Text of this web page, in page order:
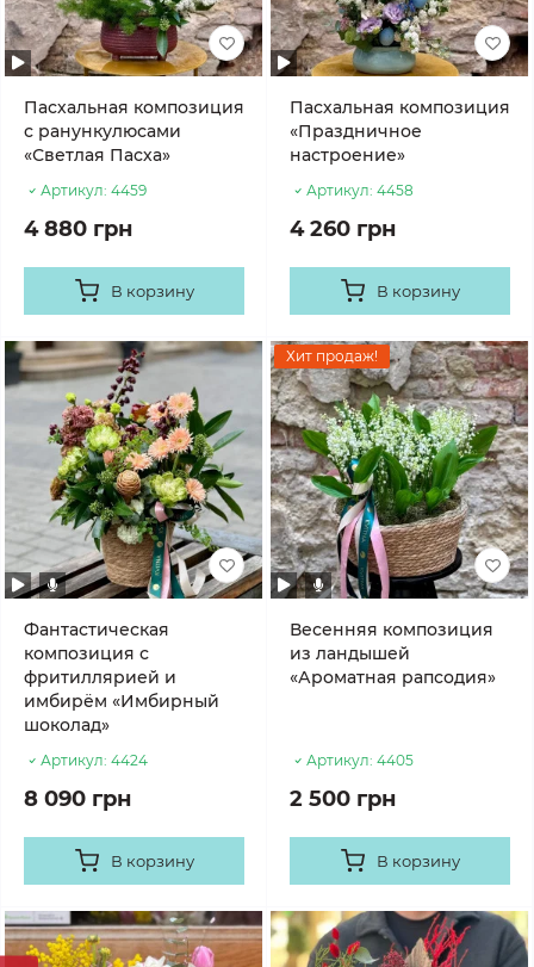
Пасхальная композиция
с ранункулюсами
«Светлая Пасха»
Артикул: 4459
4 880 грн
В корзину
Пасхальная композиция
«Праздничное
настроение»
Артикул: 4458
4 260 грн
В корзину
Фантастическая
композиция с
фритиллярией и
имбирём «Имбирный
шоколад»
Артикул: 4424
8 090 грн
В корзину
Хит продаж!
Весенняя композиция
из ландышей
«Ароматная рапсодия»
Артикул: 4405
2 500 грн
В корзину